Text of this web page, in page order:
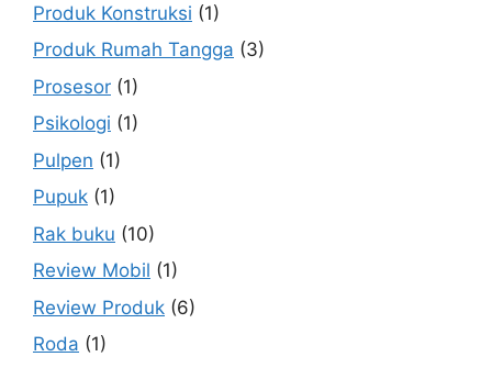
Produk Konstruksi (1)
Produk Rumah Tangga (3)
Prosesor (1)
Psikologi (1)
Pulpen (1)
Pupuk (1)
Rak buku (10)
Review Mobil (1)
Review Produk (6)
Roda (1)